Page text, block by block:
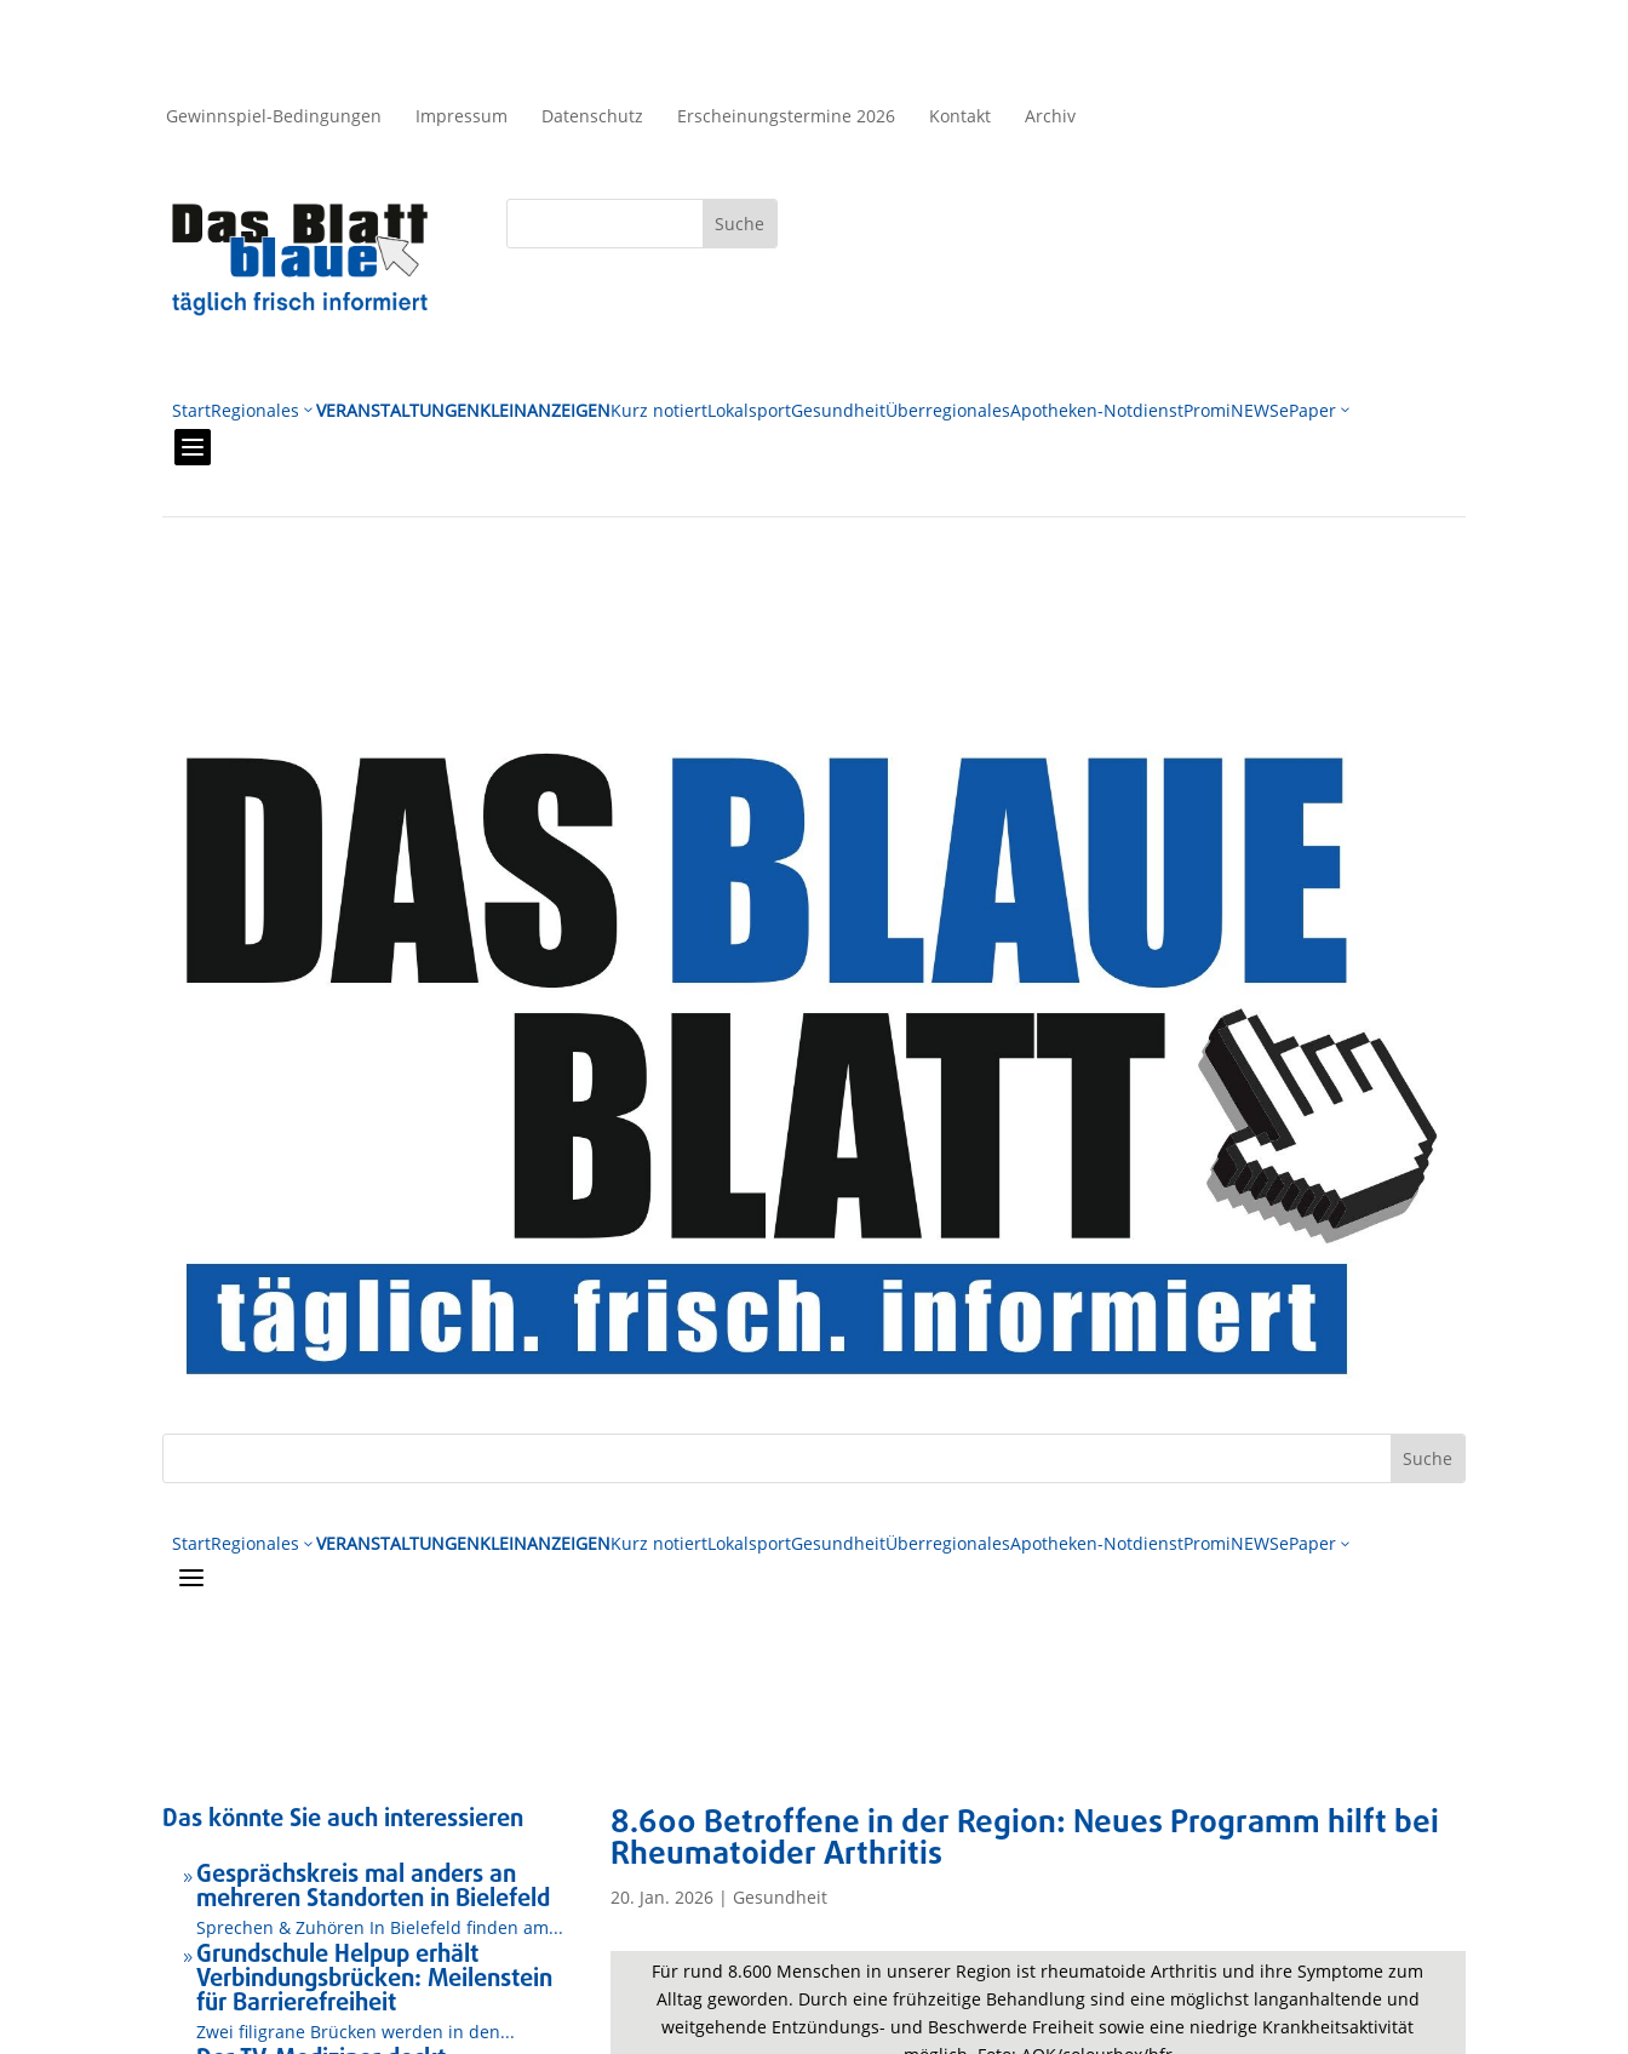
Gewinnspiel-Bedingungen Impressum Datenschutz Erscheinungstermine 2026 Kontakt Archiv
StartRegionales 3VERANSTALTUNGENKLEINANZEIGENKurz notiertLokalsportGesundheitÜberregionalesApotheken-NotdienstPromiNEWSePaper 3

StartRegionales 3VERANSTALTUNGENKLEINANZEIGENKurz notiertLokalsportGesundheitÜberregionalesApotheken-NotdienstPromiNEWSePaper 3
a
Das könnte Sie auch interessieren
9 Gesprächskreis mal anders an
mehreren Standorten in Bielefeld
Sprechen & Zuhören In Bielefeld finden am...
9 Grundschule Helpup erhält
Verbindungsbrücken: Meilenstein
für Barrierefreiheit
Zwei filigrane Brücken werden in den...
8.600 Betroffene in der Region: Neues Programm hilft bei
Rheumatoider Arthritis
20. Jan. 2026| Gesundheit
Für rund 8.600 Menschen in unserer Region ist rheumatoide Arthritis und ihre Symptome zum
Alltag geworden. Durch eine frühzeitige Behandlung sind eine möglichst langanhaltende und
weitgehende Entzündungs- und Beschwerde Freiheit sowie eine niedrige Krankheitsaktivität